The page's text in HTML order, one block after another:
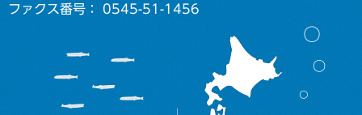
ファクス番号： 0545-51-1456